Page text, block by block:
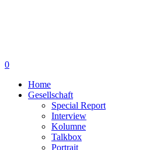
0
Home
Gesellschaft
Special Report
Interview
Kolumne
Talkbox
Portrait